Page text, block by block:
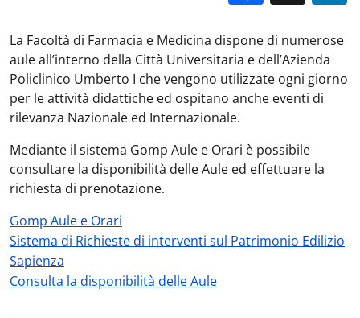
La Facoltà di Farmacia e Medicina dispone di numerose
aule all’interno della Città Universitaria e dell’Azienda
Policlinico Umberto I che vengono utilizzate ogni giorno
per le attività didattiche ed ospitano anche eventi di
rilevanza Nazionale ed Internazionale.
Mediante il sistema Gomp Aule e Orari è possibile
consultare la disponibilità delle Aule ed effettuare la
richiesta di prenotazione.
Gomp Aule e Orari
Sistema di Richieste di interventi sul Patrimonio Edilizio
Sapienza
Consulta la disponibilità delle Aule